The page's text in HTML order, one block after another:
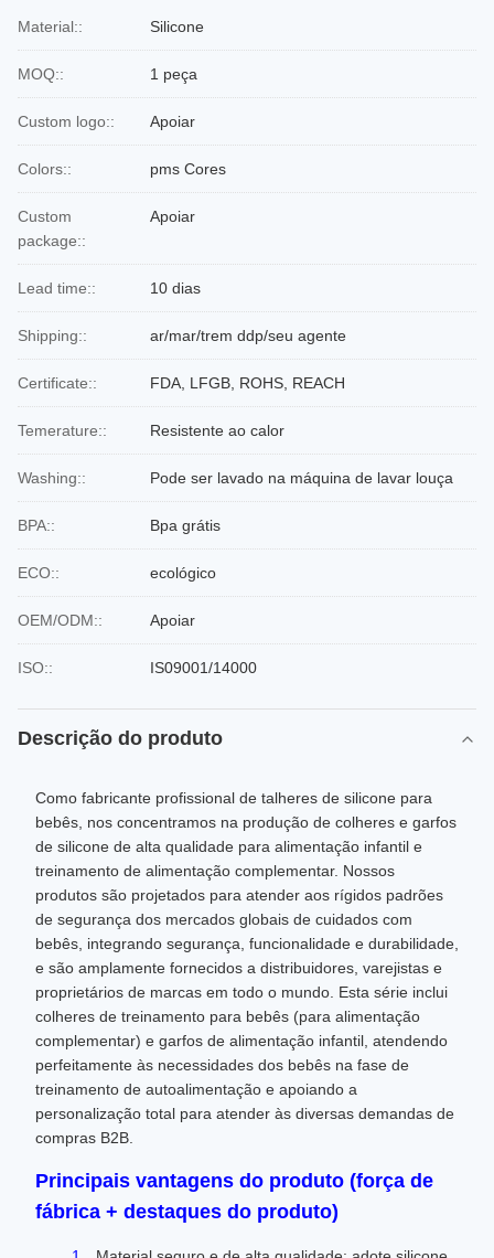
Material:: Silicone
MOQ:: 1 peça
Custom logo:: Apoiar
Colors:: pms Cores
Custom
package::
Apoiar
Lead time:: 10 dias
Shipping:: ar/mar/trem ddp/seu agente
Certificate:: FDA, LFGB, ROHS, REACH
Temerature:: Resistente ao calor
Washing:: Pode ser lavado na máquina de lavar louça
BPA:: Bpa grátis
ECO:: ecológico
OEM/ODM:: Apoiar
ISO:: IS09001/14000
Descrição do produto
Como fabricante profissional de talheres de silicone para
bebês, nos concentramos na produção de colheres e garfos
de silicone de alta qualidade para alimentação infantil e
treinamento de alimentação complementar. Nossos
produtos são projetados para atender aos rígidos padrões
de segurança dos mercados globais de cuidados com
bebês, integrando segurança, funcionalidade e durabilidade,
e são amplamente fornecidos a distribuidores, varejistas e
proprietários de marcas em todo o mundo. Esta série inclui
colheres de treinamento para bebês (para alimentação
complementar) e garfos de alimentação infantil, atendendo
perfeitamente às necessidades dos bebês na fase de
treinamento de autoalimentação e apoiando a
personalização total para atender às diversas demandas de
compras B2B.
Principais vantagens do produto (força de
fábrica + destaques do produto)